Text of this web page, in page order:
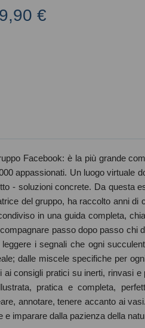
€
Facebook: è la più grande
appassionati. Un luogo virtuale
- soluzioni concrete. Da questa
del gruppo, ha raccolto anni di
in una guida completa,
passo dopo passo chi
i segnali che ogni
dalle miscele specifiche per
consigli pratici su inerti, rinvasi
pratica e completa,
annotare, tenere accanto ai
imparare dalla pazienza della